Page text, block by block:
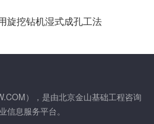
旋挖钻机湿式成孔工法
），是由北京金山基础工程咨询
信息服务平台。